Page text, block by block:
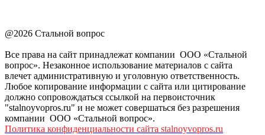
@2026 Стальной вопрос
Все права на сайт принадлежат компании ООО «Стальной
вопрос». Незаконное использование материалов с сайта
влечет административную и уголовную ответственность.
Любое копирование информации с сайта или цитирование
должно сопровождаться ссылкой на первоисточник
"stalnoyvopros.ru" и не может совершаться без разрешения
компании ООО «Стальной вопрос».
Политика конфиденциальности сайта stalnoyvopros.ru